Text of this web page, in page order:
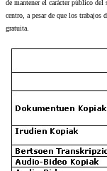
de mantener el carácter público
centro, a pesar de que los trabajos
gratuita.